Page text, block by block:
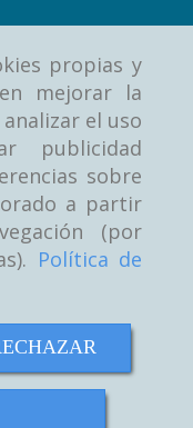
propias y
mejorar la
el uso
publicidad
sobre
a partir
(por
Política de